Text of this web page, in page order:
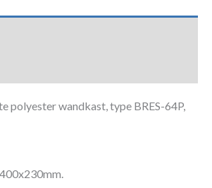
polyester wandkast, type BRES-64P,